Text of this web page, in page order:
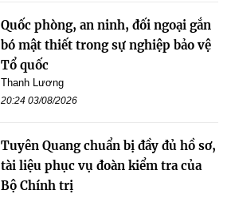
Quốc phòng, an ninh, đối ngoại gắn
bó mật thiết trong sự nghiệp bảo vệ
Tổ quốc
Thanh Lương
20:24 03/08/2026
Tuyên Quang chuẩn bị đầy đủ hồ sơ,
tài liệu phục vụ đoàn kiểm tra của
Bộ Chính trị